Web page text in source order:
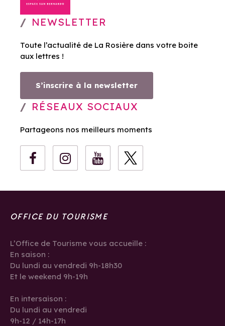
NEWSLETTER
Toute l’actualité de La Rosière dans votre boite
aux lettres !
S’inscrire à la newsletter
RÉSEAUX SOCIAUX
Partageons nos meilleurs moments
OFFICE DU TOURISME
L’Office de Tourisme vous accueille :
En saison :
Du lundi au vendredi 9h-18h30
Et le weekend 9h-19h
En intersaison :
Du lundi au vendredi
9h-12 / 14h-17h